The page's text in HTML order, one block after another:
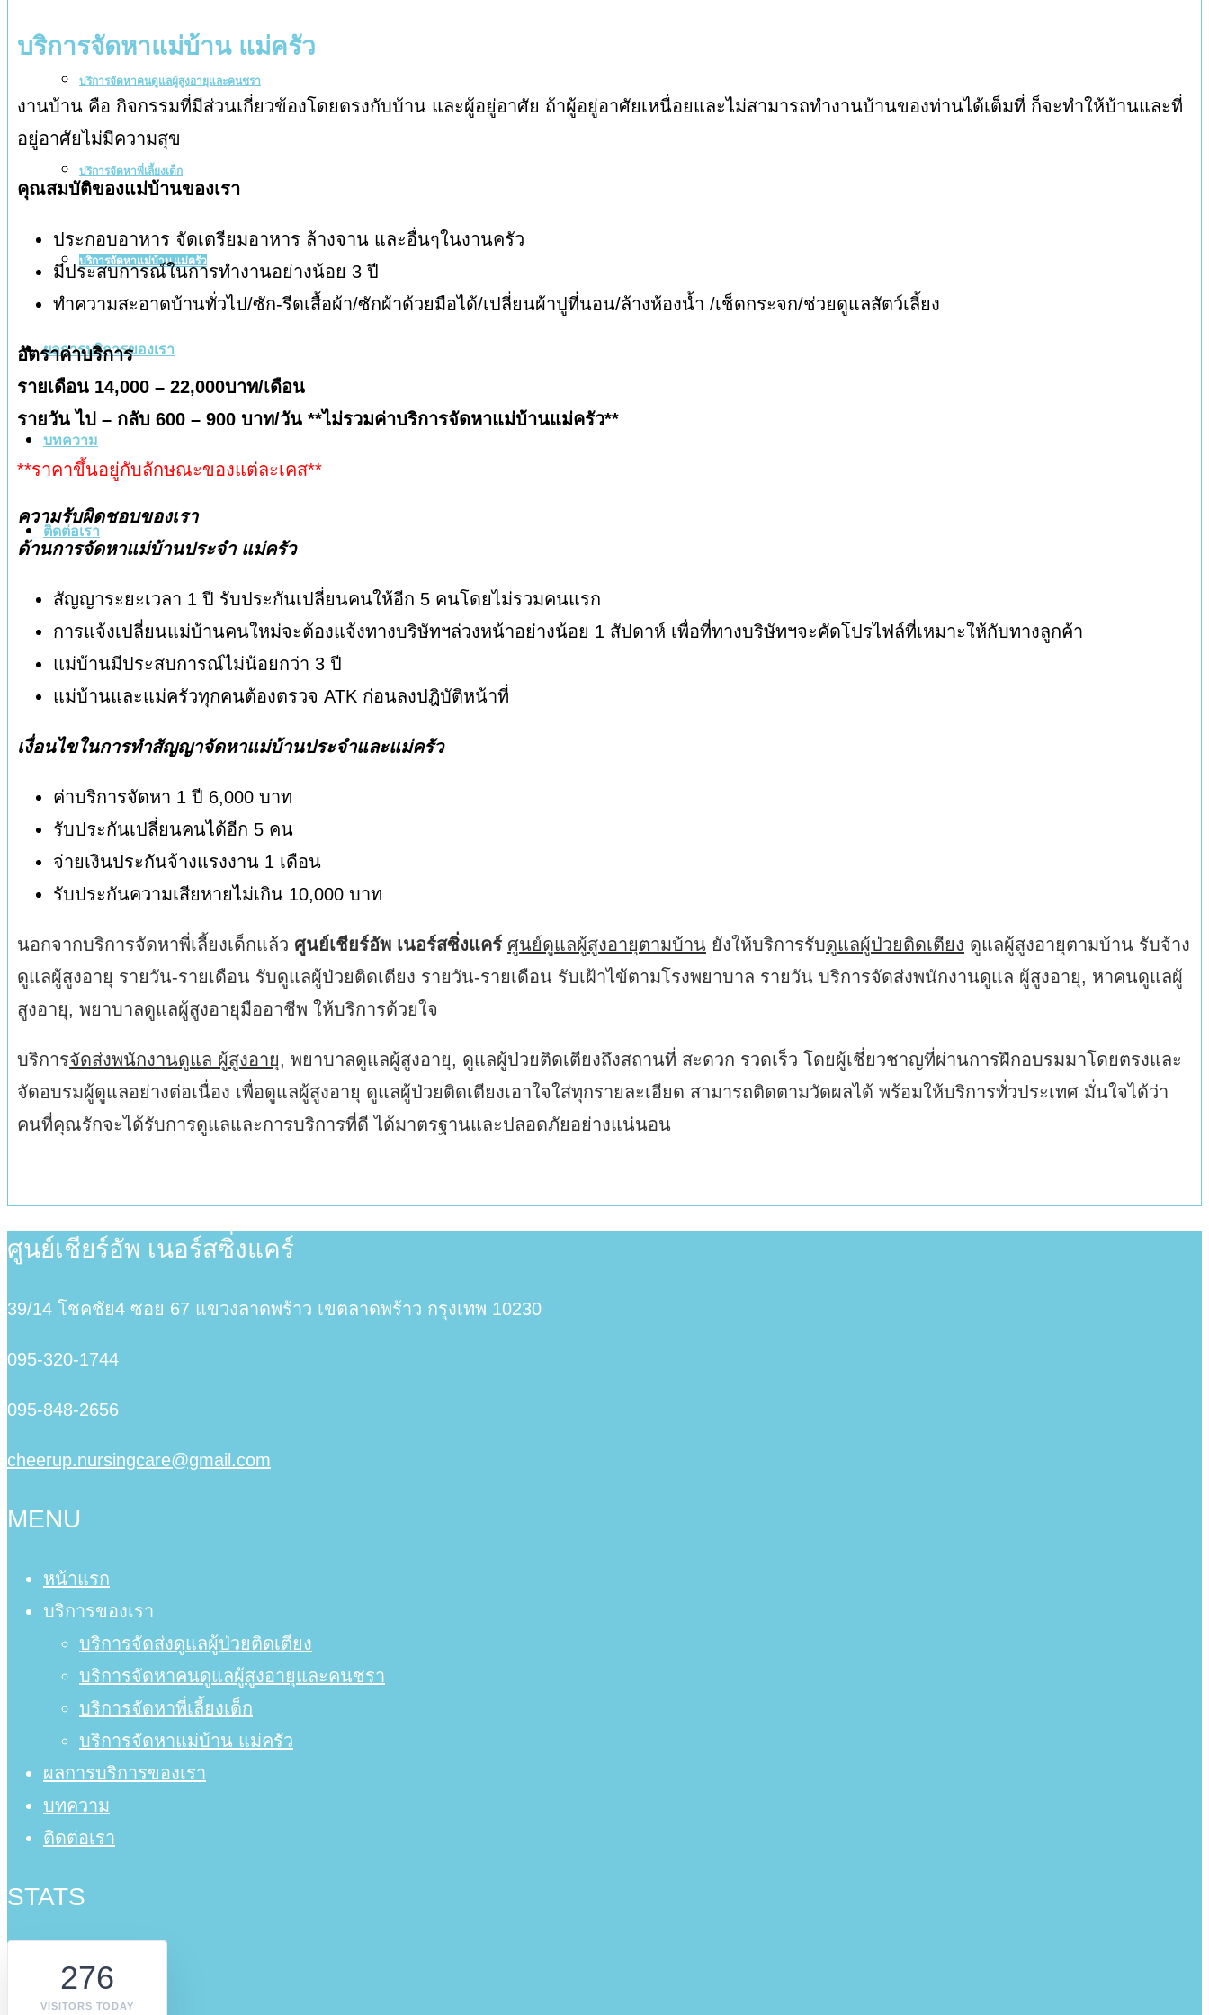
บริการจัดหาคนดูแลผู้สูงอายุและคนชรา
บริการจัดหาพี่เลี้ยงเด็ก
บริการจัดหาแม่บ้าน แม่ครัว
ผลการบริการของเรา
บทความ
ติดต่อเรา
บริการจัดหาแม่บ้าน แม่ครัว
งานบ้าน คือ กิจกรรมที่มีส่วนเกี่ยวข้องโดยตรงกับบ้าน และผู้อยู่อาศัย ถ้าผู้อยู่อาศัยเหนื่อยและไม่สามารถทำงานบ้านของท่านได้เต็มที่ ก็จะทำให้บ้านและที่
อยู่อาศัยไม่มีความสุข
คุณสมบัติของแม่บ้านของเรา
ประกอบอาหาร จัดเตรียมอาหาร ล้างจาน และอื่นๆในงานครัว
มีประสบการณ์ในการทำงานอย่างน้อย 3 ปี
ทำความสะอาดบ้านทั่วไป/ซัก-รีดเสื้อผ้า/ซักผ้าด้วยมือได้/เปลี่ยนผ้าปูที่นอน/ล้างห้องน้ำ /เช็ดกระจก/ช่วยดูแลสัตว์เลี้ยง
อัตราค่าบริการ
รายเดือน 14,000 – 22,000บาท/เดือน
รายวัน ไป – กลับ 600 – 900 บาท/วัน **ไม่รวมค่าบริการจัดหาแม่บ้านแม่ครัว**
**ราคาขึ้นอยู่กับลักษณะของแต่ละเคส**
ความรับผิดชอบของเรา
ด้านการจัดหาแม่บ้านประจำ แม่ครัว
สัญญาระยะเวลา 1 ปี รับประกันเปลี่ยนคนให้อีก 5 คนโดยไม่รวมคนแรก
การแจ้งเปลี่ยนแม่บ้านคนใหม่จะต้องแจ้งทางบริษัทฯล่วงหน้าอย่างน้อย 1 สัปดาห์ เพื่อที่ทางบริษัทฯจะคัดโปรไฟล์ที่เหมาะให้กับทางลูกค้า
แม่บ้านมีประสบการณ์ไม่น้อยกว่า 3 ปี
แม่บ้านและแม่ครัวทุกคนต้องตรวจ ATK ก่อนลงปฎิบัติหน้าที่
เงื่อนไขในการทำสัญญาจัดหาแม่บ้านประจำและแม่ครัว
ค่าบริการจัดหา 1 ปี 6,000 บาท
รับประกันเปลี่ยนคนได้อีก 5 คน
จ่ายเงินประกันจ้างแรงงาน 1 เดือน
รับประกันความเสียหายไม่เกิน 10,000 บาท
นอกจากบริการจัดหาพี่เลี้ยงเด็กแล้ว ศูนย์เชียร์อัพ เนอร์สซิ่งแคร์ ศูนย์ดูแลผู้สูงอายุตามบ้าน ยังให้บริการรับดูแลผู้ป่วยติดเตียง ดูแลผู้สูงอายุตามบ้าน รับจ้าง
ดูแลผู้สูงอายุ รายวัน-รายเดือน รับดูแลผู้ป่วยติดเตียง รายวัน-รายเดือน รับเฝ้าไข้ตามโรงพยาบาล รายวัน บริการจัดส่งพนักงานดูแล ผู้สูงอายุ, หาคนดูแลผู้
สูงอายุ, พยาบาลดูแลผู้สูงอายุมืออาชีพ ให้บริการด้วยใจ
บริการจัดส่งพนักงานดูแล ผู้สูงอายุ, พยาบาลดูแลผู้สูงอายุ, ดูแลผู้ป่วยติดเตียงถึงสถานที่ สะดวก รวดเร็ว โดยผู้เชี่ยวชาญที่ผ่านการฝึกอบรมมาโดยตรงและ
จัดอบรมผู้ดูแลอย่างต่อเนื่อง เพื่อดูแลผู้สูงอายุ ดูแลผู้ป่วยติดเตียงเอาใจใส่ทุกรายละเอียด สามารถติดตามวัดผลได้ พร้อมให้บริการทั่วประเทศ มั่นใจได้ว่า
คนที่คุณรักจะได้รับการดูแลและการบริการที่ดี ได้มาตรฐานและปลอดภัยอย่างแน่นอน
ศูนย์เชียร์อัพ เนอร์สซิ่งแคร์
39/14 โชคชัย4 ซอย 67 แขวงลาดพร้าว เขตลาดพร้าว กรุงเทพ 10230
095-320-1744
095-848-2656
cheerup.nursingcare@gmail.com
MENU
หน้าแรก
บริการของเรา
บริการจัดส่งดูแลผู้ป่วยติดเตียง
บริการจัดหาคนดูแลผู้สูงอายุและคนชรา
บริการจัดหาพี่เลี้ยงเด็ก
บริการจัดหาแม่บ้าน แม่ครัว
ผลการบริการของเรา
บทความ
ติดต่อเรา
STATS
276
VISITORS TODAY